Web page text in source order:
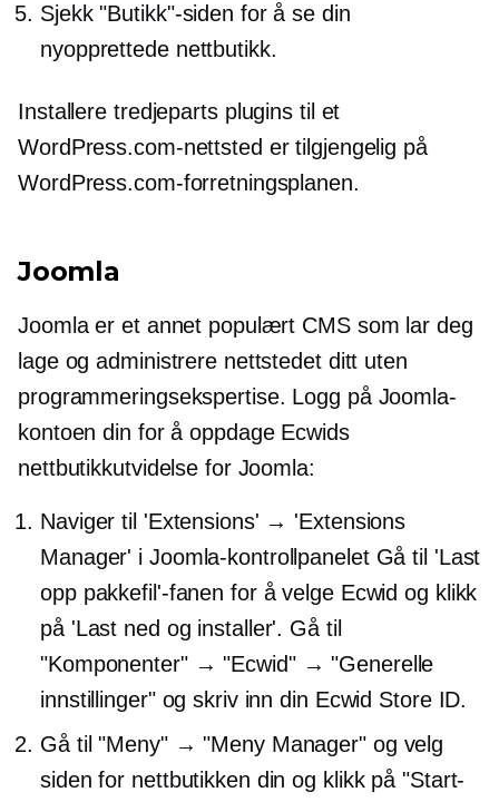
Sjekk "Butikk"-siden for å se din
nyopprettede nettbutikk.
Installere tredjepartsplugins til et
WordPress.com-nettsted er tilgjengelig på
WordPress.com-forretningsplanen.
Joomla
Joomla er et annet populært CMS som lar deg
lage og administrere nettstedet ditt uten
programmeringsekspertise. Logg på Joomla-
kontoen din for å oppdage Ecwids
nettbutikkutvidelse for Joomla:
Naviger til 'Extensions' → 'Extensions
Manager' i Joomla-kontrollpanelet Gå til 'Last
opp pakkefil'-fanen for å velge Ecwid og klikk
på 'Last ned og installer'. Gå til
"Komponenter" → "Ecwid" → "Generelle
innstillinger" og skriv inn din Ecwid Store ID.
Gå til "Meny" → "Meny Manager" og velg
siden for nettbutikken din og klikk på "Start-